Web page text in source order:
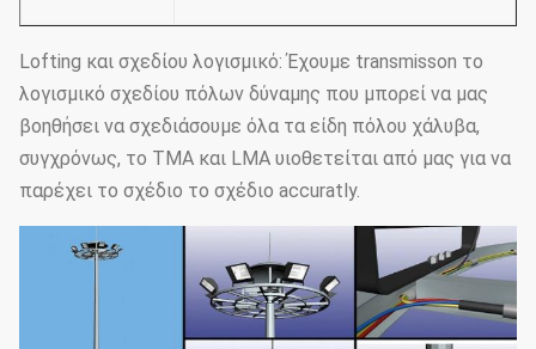
Lofting και σχεδίου λογισμικό: Έχουμε transmisson το
λογισμικό σχεδίου πόλων δύναμης που μπορεί να μας
βοηθήσει να σχεδιάσουμε όλα τα είδη πόλου χάλυβα,
συγχρόνως, το TMA και LMA υιοθετείται από μας για να
παρέχει το σχέδιο το σχέδιο accuratly.